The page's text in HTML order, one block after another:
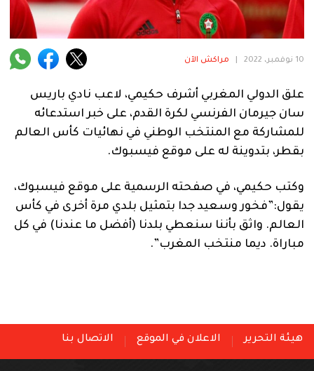
المرأة
فنية
منوعة
آراء
10 نوفمبر، 2022 مراكش الآن
علق الدولي المغربي أشرف حكيمي، لاعب نادي باريس
سان جيرمان الفرنسي لكرة القدم، على خبر استدعائه
للمشاركة مع المنتخب الوطني في نهائيات كأس العالم
بقطر، بتدوينة له على موقع فيسبوك.
وكتب حكيمي، في صفحته الرسمية على موقع فيسبوك،
يقول:”فخور وسعيد جدا بتمثيل بلدي مرة أخرى في كأس
العالم. واثق بأننا سنعطي بلدنا (أفضل ما عندنا) في كل
مباراة. ديما منتخب المغرب”.
هيئة التحرير الاعلان في الموقع الاتصال بنا